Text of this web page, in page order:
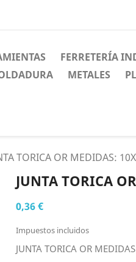
FERRETERÍA
METALES
TORICA OR MEDIDAS:
JUNTA TORICA
0,36 €
Impuestos incluidos
JUNTA TORICA OR